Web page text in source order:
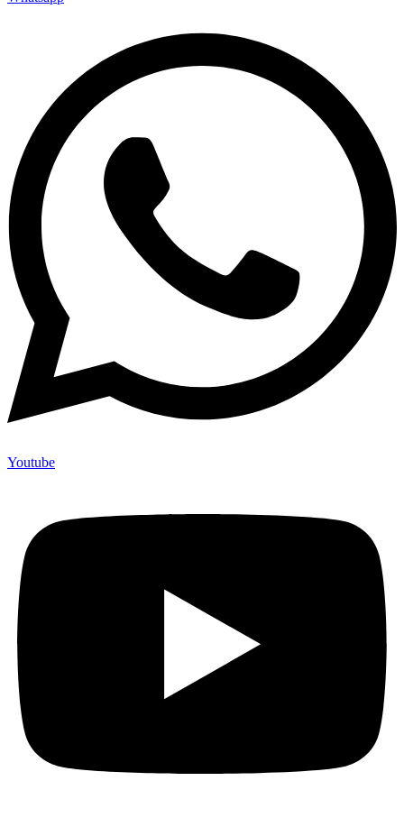
Youtube